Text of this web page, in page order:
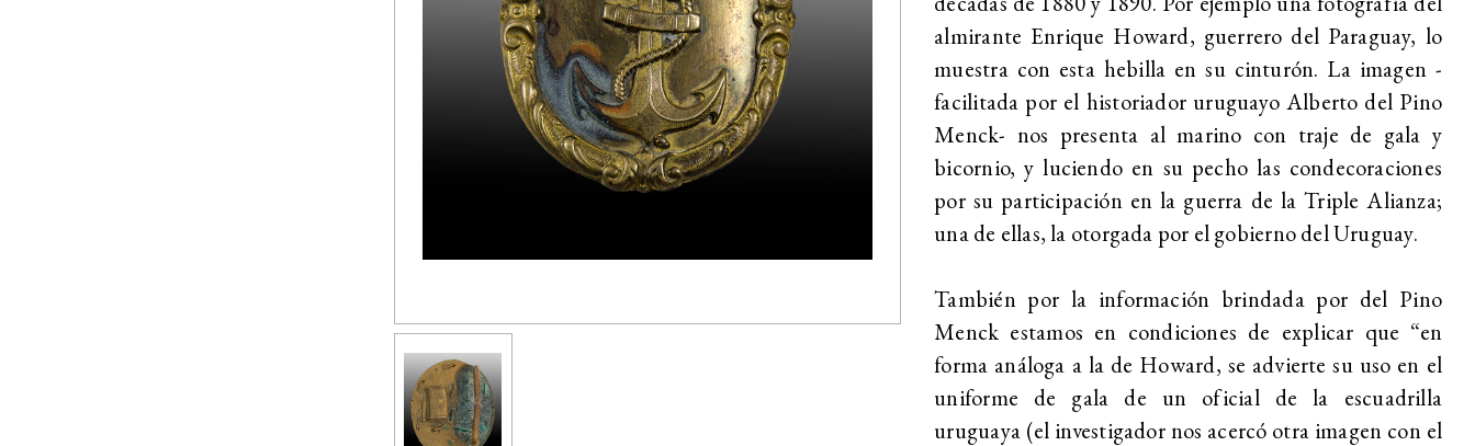
almirante Enrique Howard, guerrero del Paraguay, lo
muestra con esta hebilla en su cinturón. La imagen -
facilitada por el historiador uruguayo Alberto del Pino
Menck- nos presenta al marino con traje de gala y
bicornio, y luciendo en su pecho las condecoraciones
por su participación en la guerra de la Triple Alianza;
una de ellas, la otorgada por el gobierno del Uruguay.
También por la información brindada por del Pino
Menck estamos en condiciones de explicar que “en
forma análoga a la de Howard, se advierte su uso en el
uniforme de gala de un oficial de la escuadrilla
uruguaya (el investigador nos acercó otra imagen con el